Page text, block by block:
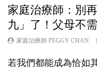
家庭治療師：別
九」了！父母不
家庭治療師 PEGGY CHAN
若我們都能成為恰如